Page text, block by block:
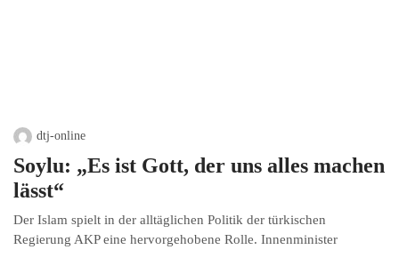
dtj-online
Soylu: „Es ist Gott, der uns alles machen
lässt“
Der Islam spielt in der alltäglichen Politik der türkischen
Regierung AKP eine hervorgehobene Rolle. Innenminister